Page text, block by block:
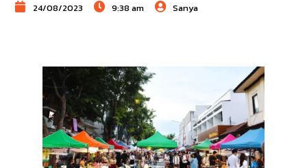
24/08/2023 9:38 am Sanya